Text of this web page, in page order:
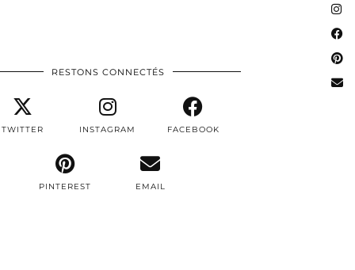
RESTONS CONNECTÉS
TWITTER INSTAGRAM FACEBOOK
PINTEREST EMAIL